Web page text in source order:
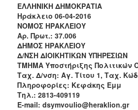
2020
2019
2018
2017
2016
2015
2013
ΕΛΛΗΝΙΚΗ
Ηράκλειo 06-04-2016
ΝΟΜΟΣ
Αρ. Πρωτ.: 37.006
ΔΗΜΟΣ ΗΡΑΚΛΕΙΟΥ
Δ/ΝΣΗ ΔΙΟΙΚΗΤΙΚΩΝ ΥΠΗΡΕΣΙΩΝ
ΤΜΗΜΑ Υποστήριξης Πολιτικών
Ταχ. Δ/νση: Αγ. Τίτου 1, Ταχ.
Πληροφορίες: Κεφάκης Εμμ
Τηλ.: 2813-409119
E-mail: dsymvoulio@heraklion.gr